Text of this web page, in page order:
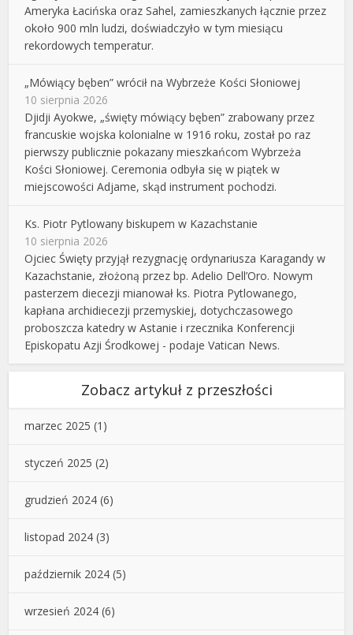
Ameryka Łacińska oraz Sahel, zamieszkanych łącznie przez
około 900 mln ludzi, doświadczyło w tym miesiącu
rekordowych temperatur.
„Mówiący bęben” wrócił na Wybrzeże Kości Słoniowej
10 sierpnia 2026
Djidji Ayokwe, „święty mówiący bęben” zrabowany przez
francuskie wojska kolonialne w 1916 roku, został po raz
pierwszy publicznie pokazany mieszkańcom Wybrzeża
Kości Słoniowej. Ceremonia odbyła się w piątek w
miejscowości Adjame, skąd instrument pochodzi.
Ks. Piotr Pytlowany biskupem w Kazachstanie
10 sierpnia 2026
Ojciec Święty przyjął rezygnację ordynariusza Karagandy w
Kazachstanie, złożoną przez bp. Adelio Dell’Oro. Nowym
pasterzem diecezji mianował ks. Piotra Pytlowanego,
kapłana archidiecezji przemyskiej, dotychczasowego
proboszcza katedry w Astanie i rzecznika Konferencji
Episkopatu Azji Środkowej - podaje Vatican News.
Zobacz artykuł z przeszłości
marzec 2025 (1)
styczeń 2025 (2)
grudzień 2024 (6)
listopad 2024 (3)
październik 2024 (5)
wrzesień 2024 (6)